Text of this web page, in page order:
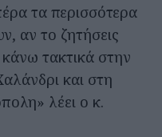
τα περισσότερα
αν το ζητήσεις
κάνω τακτικά στην
και στη
λέει ο κ.